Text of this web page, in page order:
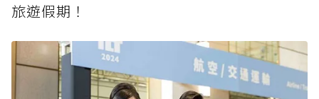
旅遊假期！